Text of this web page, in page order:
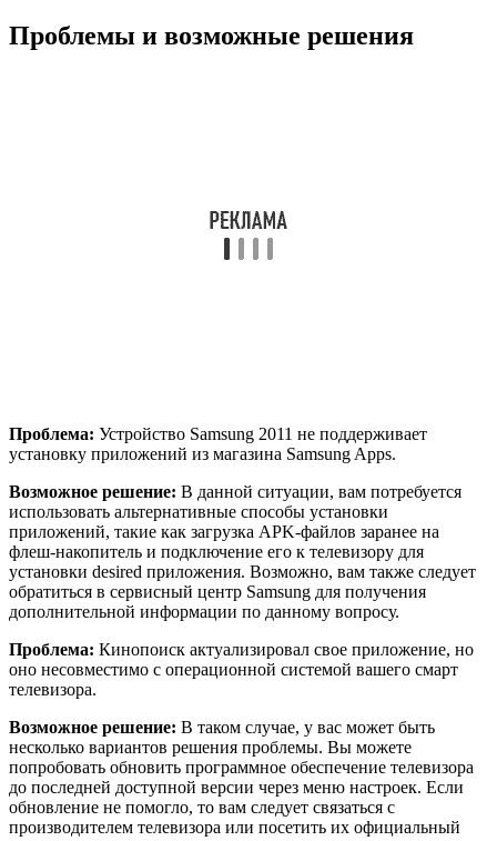
Проблемы и возможные решения
Проблема: Устройство Samsung 2011 не поддерживает
установку приложений из магазина Samsung Apps.
Возможное решение: В данной ситуации, вам потребуется
использовать альтернативные способы установки
приложений, такие как загрузка APK-файлов заранее на
флеш-накопитель и подключение его к телевизору для
установки desired приложения. Возможно, вам также следует
обратиться в сервисный центр Samsung для получения
дополнительной информации по данному вопросу.
Проблема: Кинопоиск актуализировал свое приложение, но
оно несовместимо с операционной системой вашего смарт
телевизора.
Возможное решение: В таком случае, у вас может быть
несколько вариантов решения проблемы. Вы можете
попробовать обновить программное обеспечение телевизора
до последней доступной версии через меню настроек. Если
обновление не помогло, то вам следует связаться с
производителем телевизора или посетить их официальный